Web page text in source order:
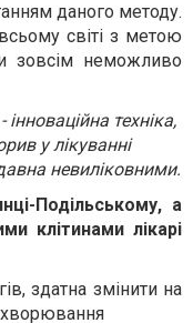
даного методу.
світі з метою
зовсім неможливо
техніка,
у лікуванні
невиліковними.
Подільському, а
клітинами лікарі
здатна змінити на